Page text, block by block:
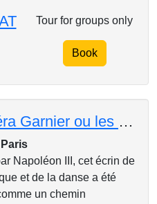
Tour for groups only
Book
L'Opéra Garnier ou les fastes du second Empire
Napoléon III, cet écrin de
et de la danse a été
un chemin